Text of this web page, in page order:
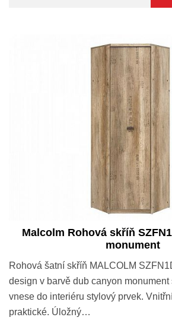
Malcolm Rohová skříň
monument
Rohová šatní skříň MALCOLM
design v barvě dub canyon
vnese do interiéru stylový prvek.
praktické. Úložný…